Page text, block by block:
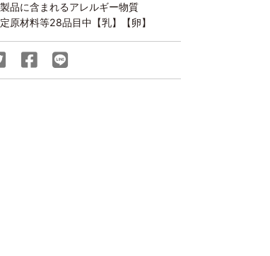
品に含まれるアレルギー物質
原材料等28品目中【乳】【卵】